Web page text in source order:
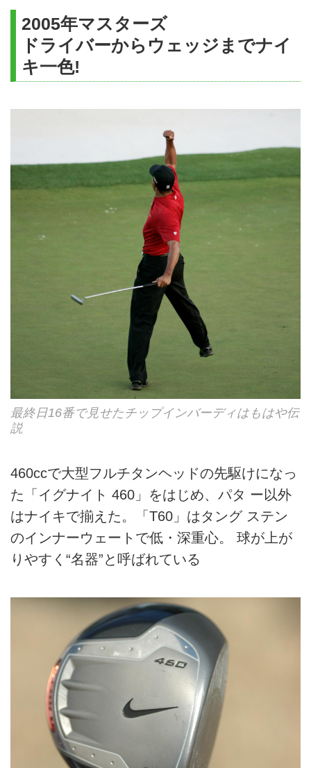
2005年マスターズ
ドライバーからウェッジまでナイ
キ一色!
最終日16番で見せたチップインバーディはもはや伝
説
460ccで大型フルチタンヘッドの先駆けになっ
た「イグナイト 460」をはじめ、パタ ー以外
はナイキで揃えた。「T60」はタング ステン
のインナーウェートで低・深重心。 球が上が
りやすく“名器”と呼ばれている